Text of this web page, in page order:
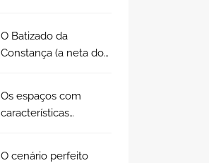
O Batizado da
Constança (a neta do
Os espaços com
características
O cenário perfeito